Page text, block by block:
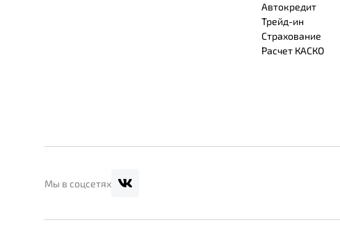
Автокредит
Трейд-ин
Страхование
Расчет КАСКО
Мы в соцсетях